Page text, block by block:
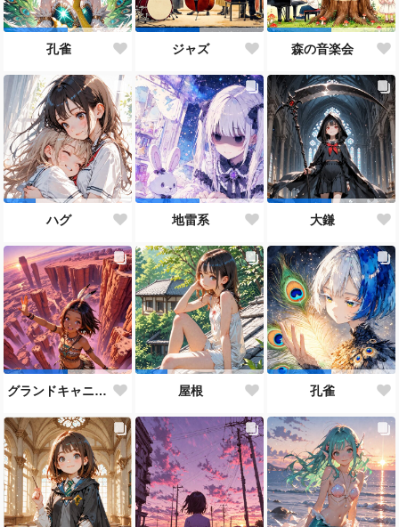
孔雀 ジャズ 森の音楽会
ハグ 地雷系 大鎌
グランドキャニオン 屋根 孔雀